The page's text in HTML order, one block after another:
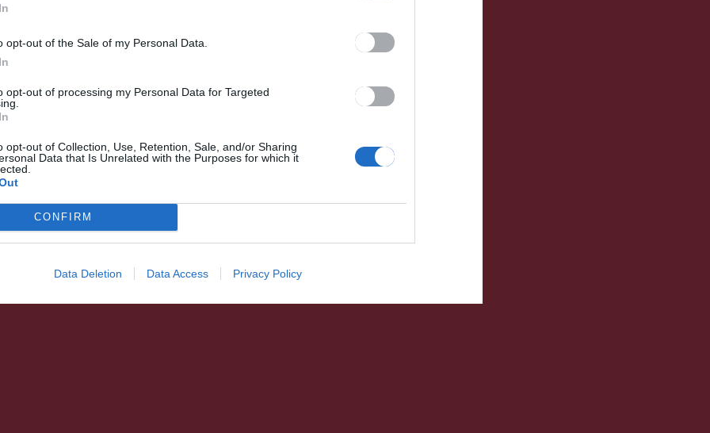
opt-out of the Sale of my Personal Data.
opt-out of processing my Personal Data for Targeted
opt-out of Collection, Use, Retention, Sale, and/or Sharing
Data that Is Unrelated with the Purposes for which it
CONFIRM
Data Deletion Data Access Privacy Policy
HÍRLISTA
A tanulók is kiértékelhetik